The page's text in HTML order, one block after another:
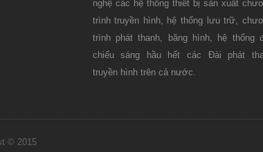
nghệ các hệ thống thiết bị sản xuất
trình truyền hình, hệ thống lưu trữ,
trình phát thanh, băng hình, hệ thống
chiếu sáng hầu hết các Đài phát
truyền hình trên cả nước.
© 2015